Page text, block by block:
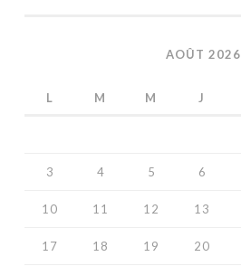
AOÛT 2026
L M M J
3 4 5 6
10 11 12 13
17 18 19 20